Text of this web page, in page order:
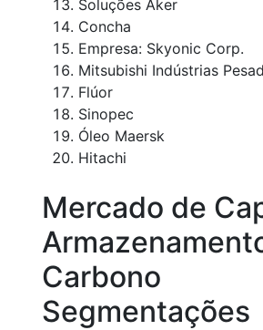
Soluções Aker
Concha
Empresa: Skyonic Corp.
Mitsubishi Indústrias
Flúor
Sinopec
Óleo Maersk
Hitachi
Mercado de
Carbono
Segmentações